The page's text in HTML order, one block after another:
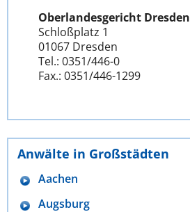
Oberlandesgericht Dresden
Schloßplatz 1
01067 Dresden
Tel.: 0351/446-0
Fax.: 0351/446-1299
Anwälte in Großstädten
Aachen
Augsburg